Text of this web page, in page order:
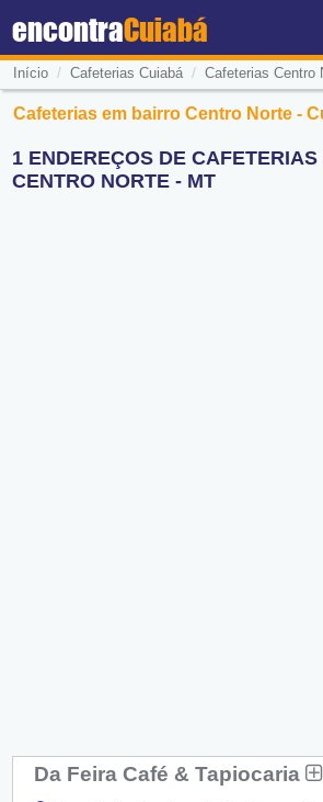
encontraCuiabá
Início / Cafeterias Cuiabá/ Cafeterias Centro
Cafeterias em bairro Centro Norte -
1 ENDEREÇOS DE
CENTRO NORTE - MT
Da Feira Café & Tapiocaria